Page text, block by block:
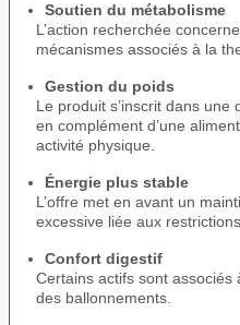
Soutien du métabolisme
L’action recherchée
mécanismes associés à la
Gestion du poids
Le produit s’inscrit dans une
en complément d’une
activité physique.
Énergie plus stable
L’offre met en avant un
excessive liée aux
Confort digestif
Certains actifs sont associés
des ballonnements.